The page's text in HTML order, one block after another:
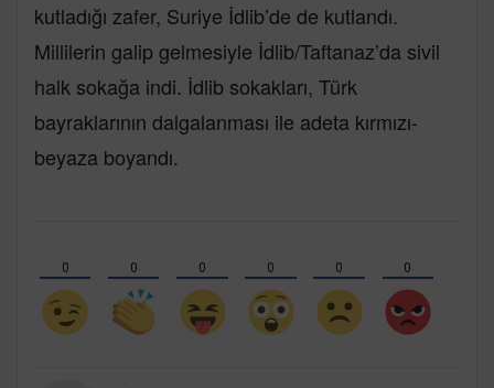
kutladığı zafer, Suriye İdlib’de de kutlandı.
Millilerin galip gelmesiyle İdlib/Taftanaz’da sivil
halk sokağa indi. İdlib sokakları, Türk
bayraklarının dalgalanması ile adeta kırmızı-
beyaza boyandı.
0 0 0 0 0 0